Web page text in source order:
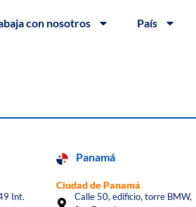
con nosotros País
Int.
Panamá
Ciudad de Panamá
Calle 50, edificio, torre BMW,